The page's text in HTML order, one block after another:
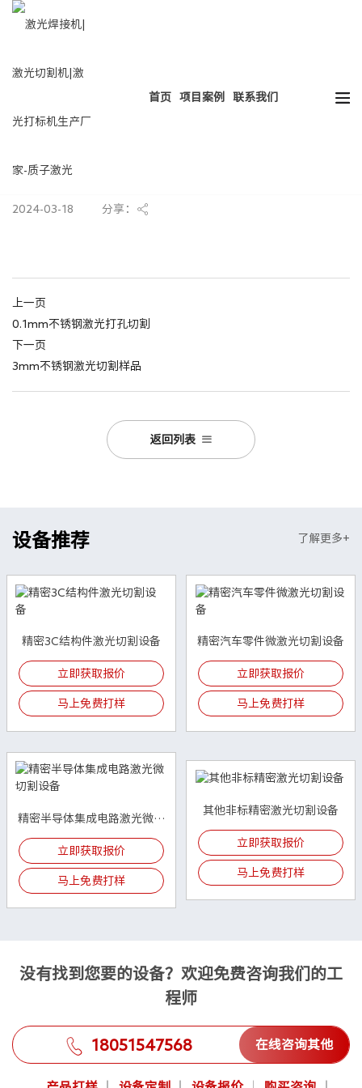
首页 项目案例 联系我们
激光切割 激光打标 激光清洗
封闭式激光切割设备
2024-03-18 分享：
上一页
0.1mm不锈钢激光打孔切割
下一页
3mm不锈钢激光切割样品
返回列表
设备推荐 了解更多+
精密3C结构件激光切割设备
立即获取报价
马上免费打样
精密汽车零件微激光切割设备
立即获取报价
马上免费打样
精密半导体集成电路激光微切
割设备
立即获取报价
马上免费打样
其他非标精密激光切割设备
立即获取报价
马上免费打样
没有找到您要的设备？欢迎免费咨询我们的工
程师
18051547568 在线咨询其他